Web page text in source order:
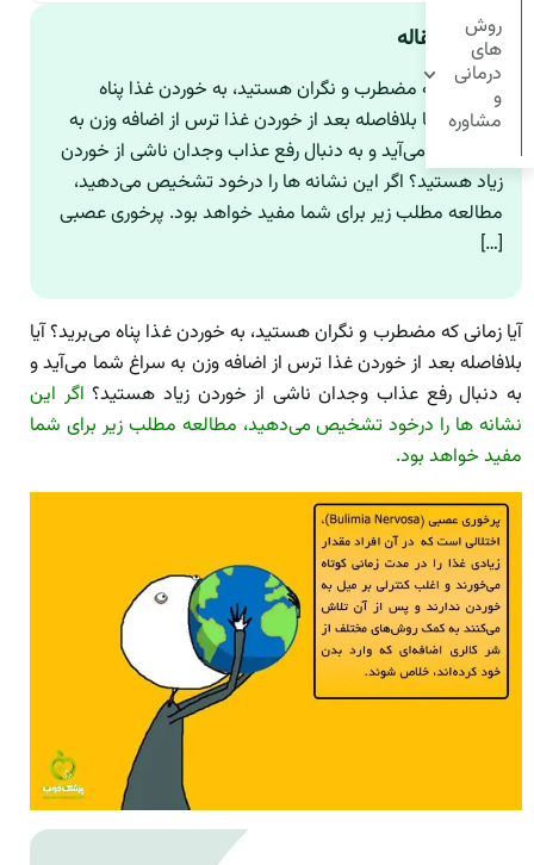
روش
های
درمانی
و
مشاوره
چکیده مقاله
آیا زمانی که مضطرب و نگران هستید، به خوردن غذا پناه
می‌برید؟ آیا بلافاصله بعد از خوردن غذا ترس از اضافه وزن به
سراغ شما می‌آید و به دنبال رفع عذاب وجدان ناشی از خوردن
زیاد هستید؟ اگر این نشانه ها را درخود تشخیص می‌دهید،
مطالعه مطلب زیر برای شما مفید خواهد بود. پرخوری عصبی
[…]
آیا زمانی که مضطرب و نگران هستید، به خوردن غذا پناه می‌برید؟ آیا
بلافاصله بعد از خوردن غذا ترس از اضافه وزن به سراغ شما می‌آید و
به دنبال رفع عذاب وجدان ناشی از خوردن زیاد هستید؟ اگر این
نشانه ها را درخود تشخیص می‌دهید، مطالعه مطلب زیر برای شما
مفید خواهد بود.